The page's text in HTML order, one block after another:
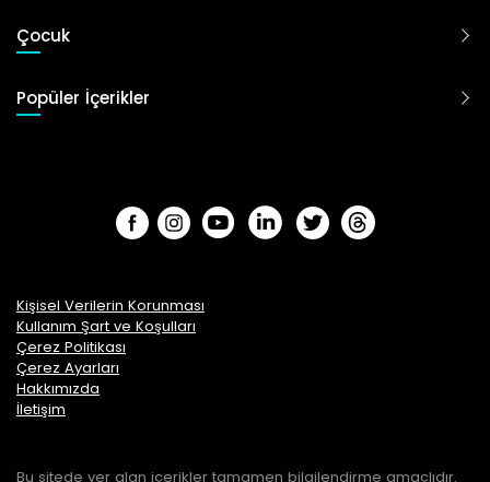
Çocuk
Popüler İçerikler
Kişisel Verilerin Korunması
Kullanım Şart ve Koşulları
Çerez Politikası
Çerez Ayarları
Hakkımızda
İletişim
Bu sitede yer alan içerikler tamamen bilgilendirme amaçlıdır.